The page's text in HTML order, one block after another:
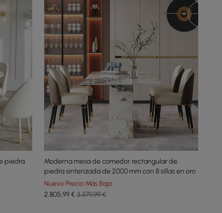
piedra
Moderna mesa de comedor rectangular de
piedra sinterizada de 2000 mm con 8 sillas en oro
Nuevo Precio Más Bajo
2.805,99€ 3.379,99 €